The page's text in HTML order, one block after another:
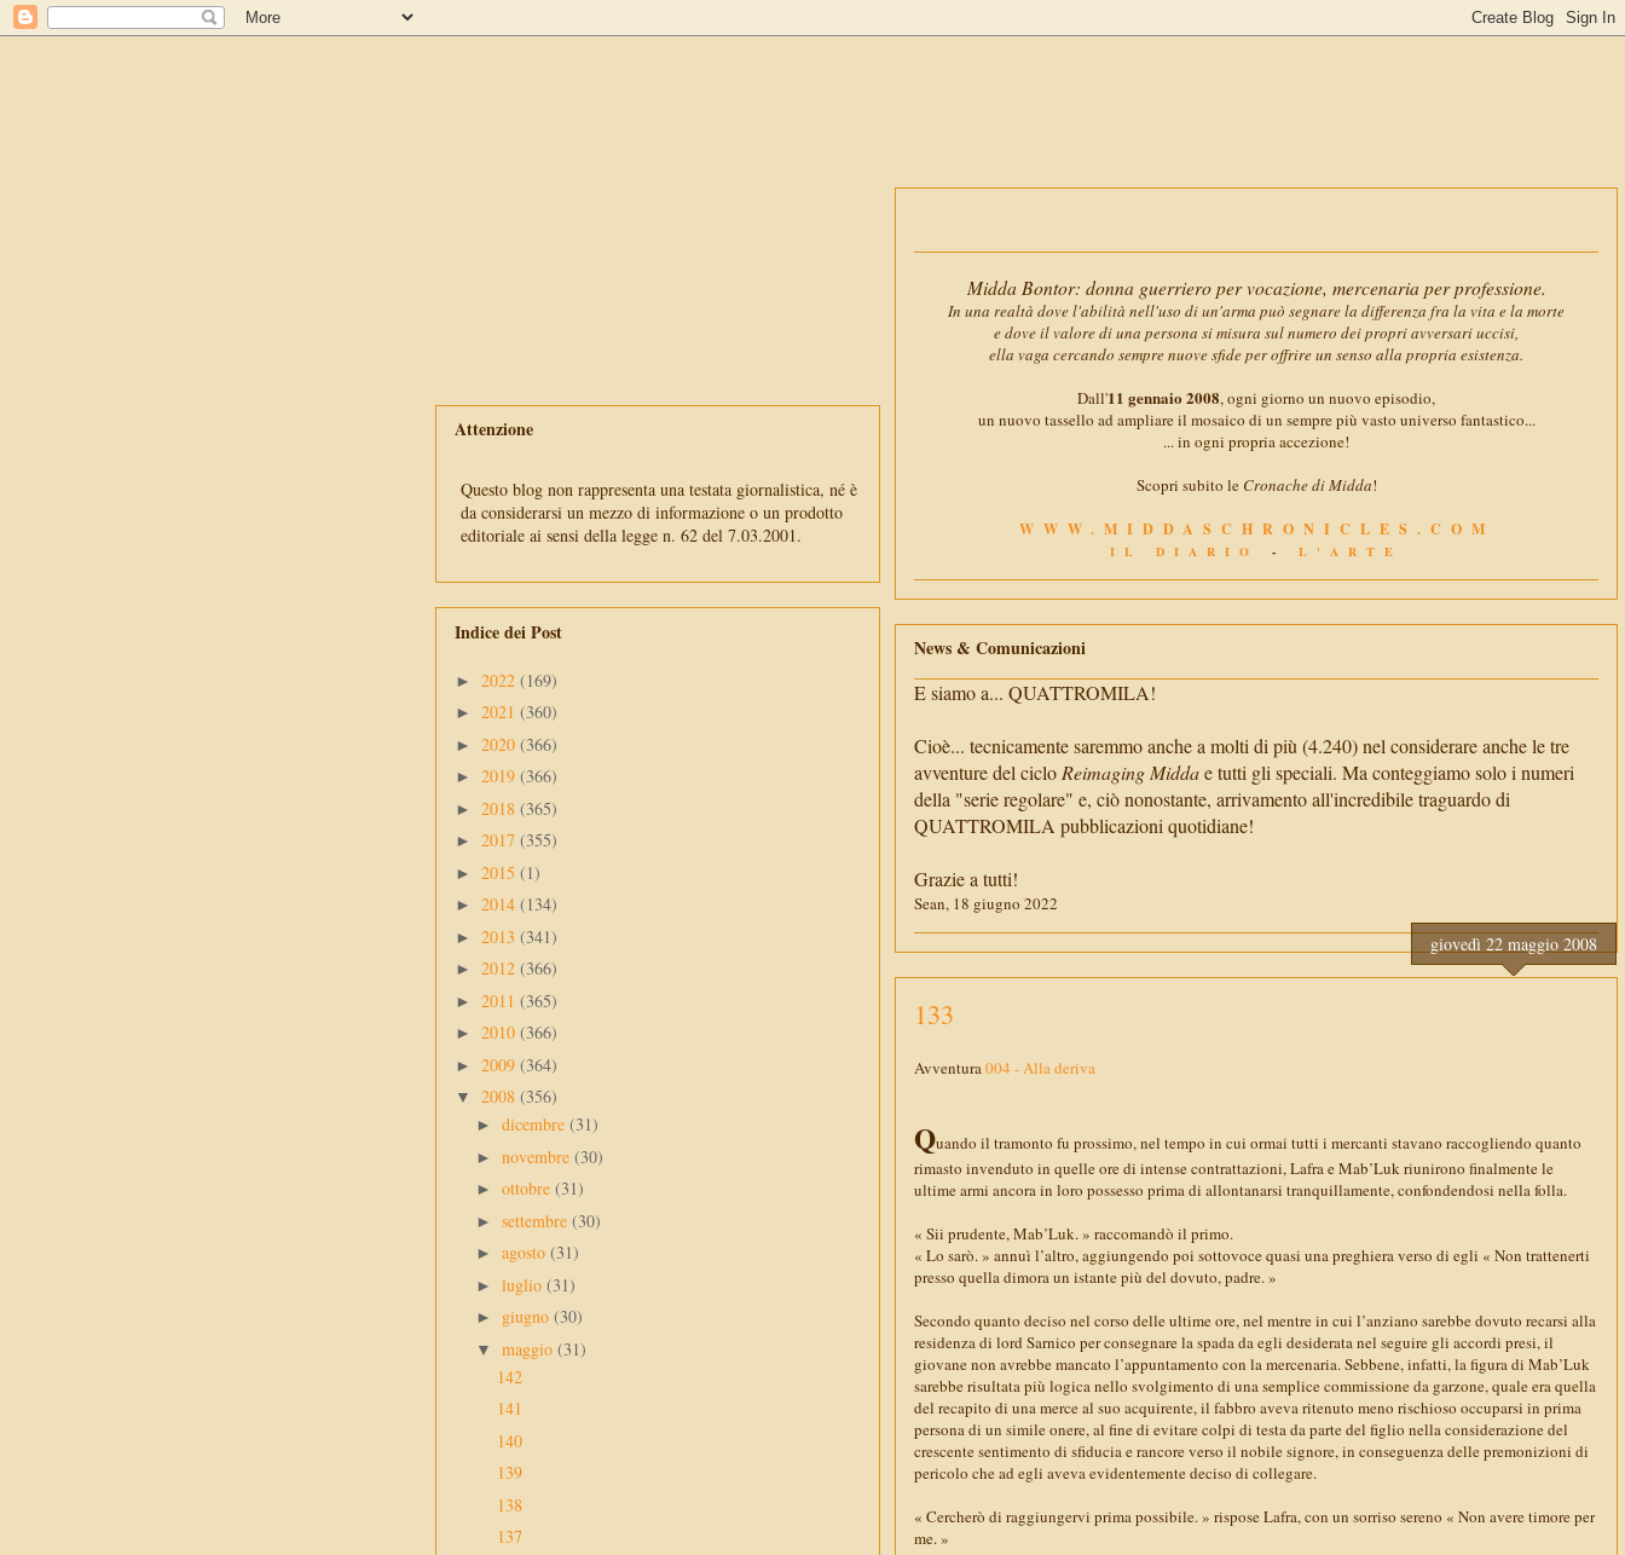
Midda Bontor: donna guerriero per vocazione, mercenaria per professione.
In una realtà dove l'abilità nell'uso di un'arma può segnare la differenza fra la vita e la morte
e dove il valore di una persona si misura sul numero dei propri avversari uccisi,
ella vaga cercando sempre nuove sfide per offrire un senso alla propria esistenza.
Dall'11 gennaio 2008, ogni giorno un nuovo episodio,
un nuovo tassello ad ampliare il mosaico di un sempre più vasto universo fantastico...
... in ogni propria accezione!
Scopri subito le Cronache di Midda!
WWW.MIDDASCHRONICLES.COM
IL DIARIO - L'ARTE
News & Comunicazioni
E siamo a... QUATTROMILA!
Cioè... tecnicamente saremmo anche a molti di più (4.240) nel considerare anche le tre
avventure del cicloReimaging Middae tutti gli speciali. Ma conteggiamo solo i numeri
della "serie regolare" e, ciò nonostante, arrivamento all'incredibile traguardo di
QUATTROMILA pubblicazioni quotidiane!
Grazie a tutti!
Sean, 18 giugno 2022
giovedì 22 maggio 2008
133
Avventura004 - Alla deriva
Quando il tramonto fu prossimo, nel tempo in cui ormai tutti i mercanti stavano raccogliendo quanto
rimasto invenduto in quelle ore di intense contrattazioni, Lafra e Mab’Luk riunirono finalmente le
ultime armi ancora in loro possesso prima di allontanarsi tranquillamente, confondendosi nella folla.
« Sii prudente, Mab’Luk. » raccomandò il primo.
« Lo sarò. » annuì l’altro, aggiungendo poi sottovoce quasi una preghiera verso di egli « Non trattenerti
presso quella dimora un istante più del dovuto, padre. »
Secondo quanto deciso nel corso delle ultime ore, nel mentre in cui l’anziano sarebbe dovuto recarsi alla
residenza di lord Sarnico per consegnare la spada da egli desiderata nel seguire gli accordi presi, il
giovane non avrebbe mancato l’appuntamento con la mercenaria. Sebbene, infatti, la figura di Mab’Luk
sarebbe risultata più logica nello svolgimento di una semplice commissione da garzone, quale era quella
del recapito di una merce al suo acquirente, il fabbro aveva ritenuto meno rischioso occuparsi in prima
persona di un simile onere, al fine di evitare colpi di testa da parte del figlio nella considerazione del
crescente sentimento di sfiducia e rancore verso il nobile signore, in conseguenza delle premonizioni di
pericolo che ad egli aveva evidentemente deciso di collegare.
« Cercherò di raggiungervi prima possibile. » rispose Lafra, con un sorriso sereno « Non avere timore per
me. »
Attenzione
Questo blog non rappresenta una testata giornalistica, né è
da considerarsi un mezzo di informazione o un prodotto
editoriale ai sensi della legge n. 62 del 7.03.2001.
Indice dei Post
► 2022 (169)
► 2021 (360)
► 2020 (366)
► 2019 (366)
► 2018 (365)
► 2017 (355)
► 2015 (1)
► 2014 (134)
► 2013 (341)
► 2012 (366)
► 2011 (365)
► 2010 (366)
► 2009 (364)
▼ 2008 (356)
► dicembre (31)
► novembre (30)
► ottobre (31)
► settembre (30)
► agosto (31)
► luglio (31)
► giugno (30)
▼ maggio (31)
142
141
140
139
138
137